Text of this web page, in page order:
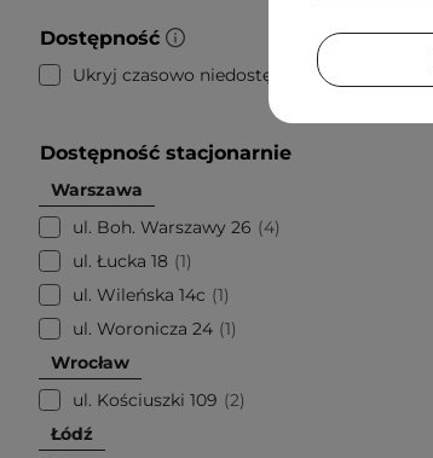
Dostępność
Ukryj czasowo niedostępne 15
Dostępność stacjonarnie
Warszawa
ul. Boh. Warszawy 26
4
ul. Łucka 18 1
ul. Wileńska 14c
1
ul. Woronicza 24 1
Wrocław
ul. Kościuszki 109
2
Łódź